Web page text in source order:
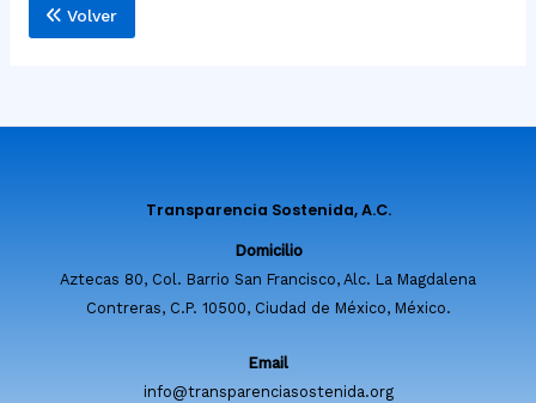
Volver
Transparencia Sostenida, A.C.
Domicilio
Aztecas 80, Col. Barrio San Francisco, Alc. La Magdalena
Contreras, C.P. 10500, Ciudad de México, México.
Email
info@transparenciasostenida.org